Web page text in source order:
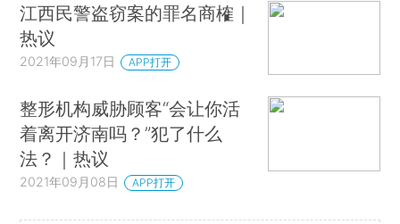
查《行政许可法》第69条规定“被许可人以欺
骗、贿赂等不正当手段取得行政许可的，应当予以
行政管理方看起来，离婚协议表面上符合规定而且
离婚协议双方是自愿签字，民政机关根据此表证予
以发离婚证是合法的，未见对行政机关欺诈。换言
之，民事上的通谋虚伪是否构成行政法上的欺诈？
这个问题有争议。假如本案的当事人再去打一场撤
江西民警盗窃案的罪名商榷｜
热议
2021年09月17日 APP打开
整形机构威胁顾客“会让你活
着离开济南吗？”犯了什么
法？｜热议
2021年09月08日 APP打开